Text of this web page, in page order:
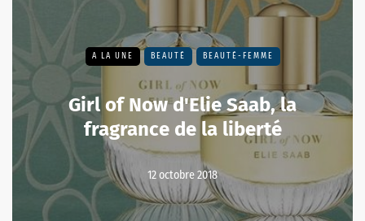
A LA UNE BEAUTÉ BEAUTÉ-FEMME
Girl of Now d'Elie Saab, la
fragrance de la liberté
12 octobre 2018